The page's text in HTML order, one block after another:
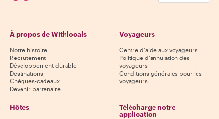
À propos de Withlocals
Notre histoire
Recrutement
Développement durable
Destinations
Chèques-cadeaux
Devenir partenaire
Voyageurs
Centre d'aide aux voyageurs
Politique d'annulation des
voyageurs
Conditions générales pour les
voyageurs
Hôtes
Télécharge notre
application